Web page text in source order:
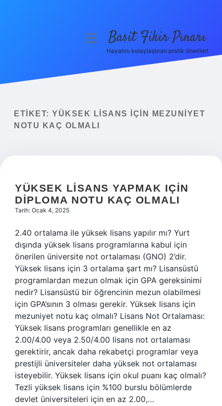
Yasal Uyarı
menüyüBasit Fikir Pınarı
Hayatını kolaylaştıran pratik öneriler!
ETIKET: YÜKSEK LISANS IÇIN MEZUNIYET
NOTU KAÇ OLMALI
YÜKSEK LISANS YAPMAK IÇIN
DIPLOMA NOTU KAÇ OLMALI
Tarih: Ocak 4, 2025
2.40 ortalama ile yüksek lisans yapılır mı? Yurt
dışında yüksek lisans programlarına kabul için
önerilen üniversite not ortalaması (GNO) 2’dir.
Yüksek lisans için 3 ortalama şart mı? Lisansüstü
programlardan mezun olmak için GPA gereksinimi
nedir? Lisansüstü bir öğrencinin mezun olabilmesi
için GPA’sının 3 olması gerekir. Yüksek lisans için
mezuniyet notu kaç olmalı? Lisans Not Ortalaması:
Yüksek lisans programları genellikle en az
2.00/4.00 veya 2.50/4.00 lisans not ortalaması
gerektirir, ancak daha rekabetçi programlar veya
prestijli üniversiteler daha yüksek not ortalaması
isteyebilir. Yüksek lisans için okul puanı kaç olmalı?
Tezli yüksek lisans için %100 burslu bölümlerde
devlet üniversiteleri için en az 2.00,…